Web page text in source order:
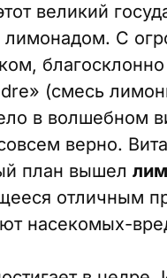
великий
лимонадом. С
(смесь
в волшебном
верно.
план вышел
отличным
насекомых-